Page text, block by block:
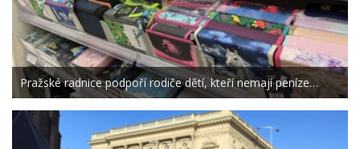
Pražské radnice podpoří rodiče dětí, kteří nemají peníze…